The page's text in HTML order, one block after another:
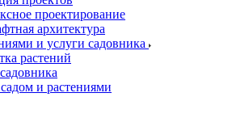
проектирование
архитектура
и услуги садовника
растений
и растениями